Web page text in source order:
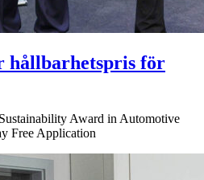
hållbarhetspris för
Award in Automotive
Free Application